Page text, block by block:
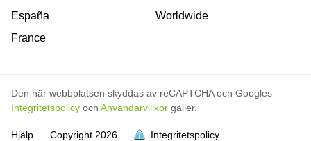
España
France
Worldwide
Den här webbplatsen skyddas av reCAPTCHA och Googles
Integritetspolicy och Användarvillkor gäller.
Hjälp Copyright 2026 Integritetspolicy